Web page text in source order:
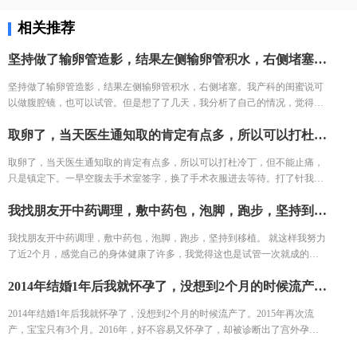
相关推荐
坚持做了输卵管造影，结果左侧输卵管积水，右侧堵塞。我产科的闺蜜说可以做腹腔镜，也可以试管。但是想了了几天，我分析了自己的情况，觉得手术之后再尝试，万一没怀复发还是要去试管。再者也怕自己怀容易宫外孕，我家离三附院比较近，打算直接去三附院，试管了。
坚持做了输卵管造影，结果左侧输卵管积水，右侧堵塞。我产科的闺蜜说可
以做腹腔镜，也可以试管。但是想了了几天，我分析了自己的情况，觉得手
我家离三附院比较近，打算直接去三附院，试管了。
取卵了，当天医生通知取的肯定有点多，所以可以打杜冷丁，但不能止痛，只是镇定下。一早空腹去手术室签字，换了手术衣服进去等待。打了针我就躺床上等着，看着之前取卵的姐妹一个一个出来都哭了，我也怕的不行了。 结果出来了，取了22个，配对17个，结果冻胚5个囊胚1个。 取卵之后第三天，卵巢过度刺激征开始了，喝进去的水和食物根本排不出来。进去多出来少，可想而知多难受，短短几天，肚子如同怀孕几个月，全身鼓起来，吃不好睡不好。 由于积液严重，直接住院治疗，期间对几种治疗的药物全部过敏。每天只能挂葡萄糖，难受得想死。 最后听产科闺蜜建议，托人去医药公司买了人球白蛋白挂上，突然一晚跑了很多次厕所，第二天马上松快了许多。这关算是熬过去了。 补充下，造成卵巢过度刺激征的原因一个是因为年轻，卵巢敏感，受到大量药物刺激，激素水平失调，再者就是血液里的电解质缺失导致大量血液里的蛋白流失。
取卵了，当天医生通知取的肯定有点多，所以可以打杜冷丁，但不能止痛，
只是镇定下。一早空腹去手术室签字，换了手术衣服进去等待。打了针我就
结果出来了，取了22个，配对17个，结果冻胚5个囊胚1个。 取卵之后第三
少，可想而知多难受，短短几天，肚子如同怀孕几个月，全身鼓起来，吃不
好睡不好。 由于积液严重，直接住院治疗，期间对几种治疗的药物全部过
司买了人球白蛋白挂上，突然一晚跑了很多次厕所，第二天马上松快了许
轻，卵巢敏感，受到大量药物刺激，激素水平失调，再者就是血液里的电解
质缺失导致大量血液里的蛋白流失。
我找朋友开中药调理，敷中药包，泡脚，跑步，坚持到移植。 就这样我努力了近2个月，感觉自己的身体健康了许多，我觉得这也是试管一次就成的重要原因之一。 好不容易熬到了11月，B超医生一看内膜只有0.6cm，劝我取消移植，其实自己之前3次促排内膜都很好，这次内膜薄可能是因为周期长，内膜还没长起来，还有对补佳乐这个药根本不吸收，所以我还是坚持移植，医生说要平常心，但我看姐妹们的分享知道成功率可能只有1成不到了。 因为医生要求移植前三天每天塞2颗黄体酮，给移植做准备，我竟然忘了1次，又吓得不行，但是我想既然都到了现在，不想浪费这么多心血，再者调理了身体之后，我对自己有信心。 医生也就没说什么，直接签了风险书，等着隔天移植。 11月30号移植当天，我紧张半天，移植竟然一点感觉都没有。移植之后我直接回家了。
我找朋友开中药调理，敷中药包，泡脚，跑步，坚持到移植。 就这样我努力
了近2个月，感觉自己的身体健康了许多，我觉得这也是试管一次就成的重
移植，其实自己之前3次促排内膜都很好，这次内膜薄可能是因为周期长，
医生说要平常心，但我看姐妹们的分享知道成功率可能只有1成不到了。 因
为医生要求移植前三天每天塞2颗黄体酮，给移植做准备，我竟然忘了1次，
2014年结婚1年后我就怀孕了，没想到2个月的时候流产了。2015年再次流产，宝宝只有3个月。2016年，好不容易又怀孕了，却被诊断出了宫外孕。接下来的2年，一直没有怀孕的音信。 不知道为什么命运要一直这样折磨我，万般无奈下，我踏上了试管的旅途。 我拉着老公来到了郑大三附院的生殖中心。 初步问诊，医生给了我一叠厚厚的检查单。我按照检查单并对照着手上的纸张，一个窗口一个窗口的去检查了。这样检查的日子，一直持续了一个月，所有检查结果才凑齐。
2014年结婚1年后我就怀孕了，没想到2个月的时候流产了。2015年再次流
产，宝宝只有3个月。2016年，好不容易又怀孕了，却被诊断出了宫外孕。